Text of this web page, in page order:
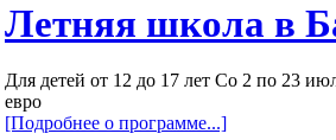
Летняя школа в
Для детей от 12 до 17 лет Со 2 по 23
евро
[Подробнее о программе...]